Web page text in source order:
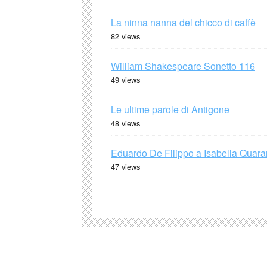
La ninna nanna del chicco di caffè
82 views
William Shakespeare Sonetto 116
49 views
Le ultime parole di Antigone
48 views
Eduardo De Filippo a Isabella
47 views